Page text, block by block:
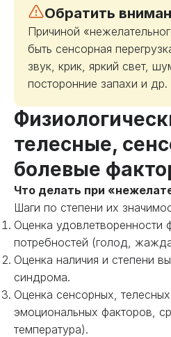
Обратить
Причиной
быть сенсорная
звук, крик, яркий свет,
посторонние запахи и др.
телесные,
болевые
Что делать при
Шаги по степени их
Оценка удовлетворенности
потребностей (голод,
Оценка наличия и степени
синдрома.
Оценка сенсорных,
эмоциональных факторов,
температура).